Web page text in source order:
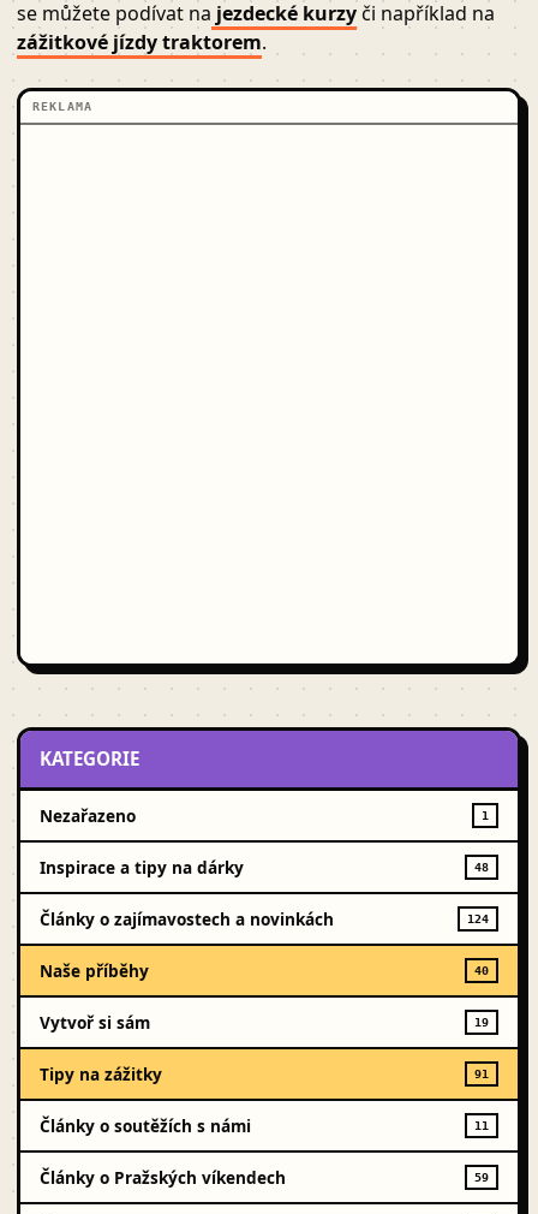
se můžete podívat na jezdecké kurzyči například na
zážitkové jízdy traktorem.
REKLAMA
KATEGORIE
Nezařazeno 1
Inspirace a tipy na dárky 48
Články o zajímavostech a novinkách 124
Naše příběhy 40
Vytvoř si sám 19
Tipy na zážitky 91
Články o soutěžích s námi 11
Články o Pražských víkendech 59